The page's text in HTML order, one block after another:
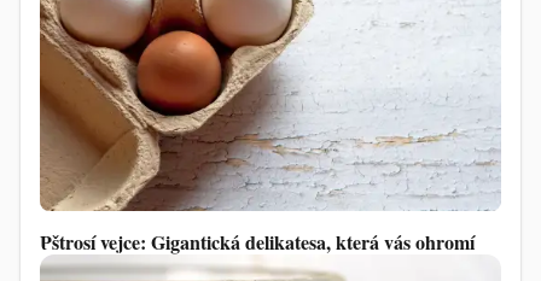
Pštrosí vejce: Gigantická delikatesa, která vás ohromí